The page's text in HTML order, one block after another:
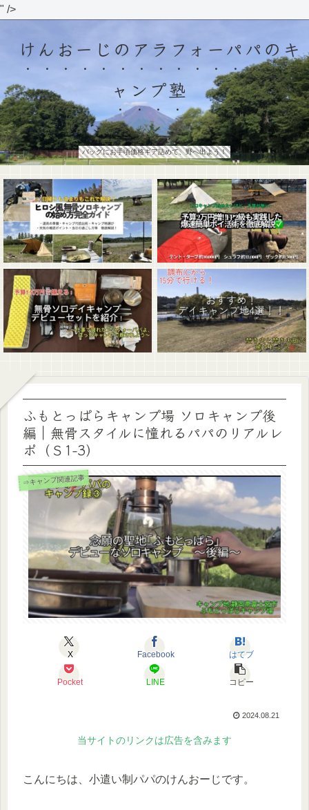
" />
けんおーじのアラフォーパパのキ
ャンプ塾
バッグにお手頃価格ギア詰めて、野へ出よう！
ふもとっぱらキャンプ場 ソロキャンプ後
編｜無骨スタイルに憧れるパパのリアルレ
ポ（Ｓ1-3）
⇒キャンプ関連記事
X Facebook はてブ
Pocket LINE コピー
2024.08.21
当サイトのリンクは広告を含みます
こんにちは、小遣い制パパのけんおーじです。